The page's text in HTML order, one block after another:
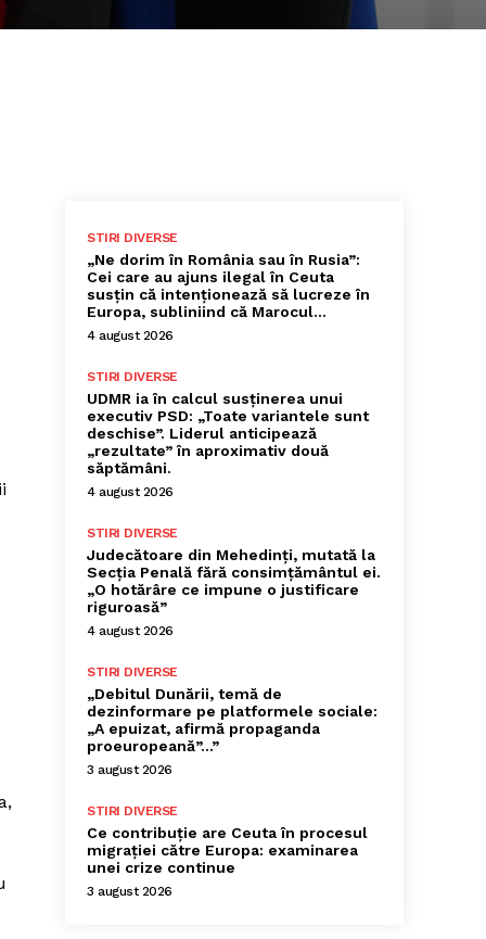
STIRI DIVERSE
„Ne dorim în România sau în Rusia”:
Cei care au ajuns ilegal în Ceuta
susțin că intenționează să lucreze în
Europa, subliniind că Marocul...
4 august 2026
STIRI DIVERSE
UDMR ia în calcul susținerea unui
executiv PSD: „Toate variantele sunt
deschise”. Liderul anticipează
„rezultate” în aproximativ două
săptămâni.
4 august 2026
STIRI DIVERSE
Judecătoare din Mehedinți, mutată la
Secția Penală fără consimțământul ei.
„O hotărâre ce impune o justificare
riguroasă”
4 august 2026
STIRI DIVERSE
„Debitul Dunării, temă de
dezinformare pe platformele sociale:
„A epuizat, afirmă propaganda
proeuropeană”…”
3 august 2026
STIRI DIVERSE
Ce contribuție are Ceuta în procesul
migrației către Europa: examinarea
unei crize continue
3 august 2026